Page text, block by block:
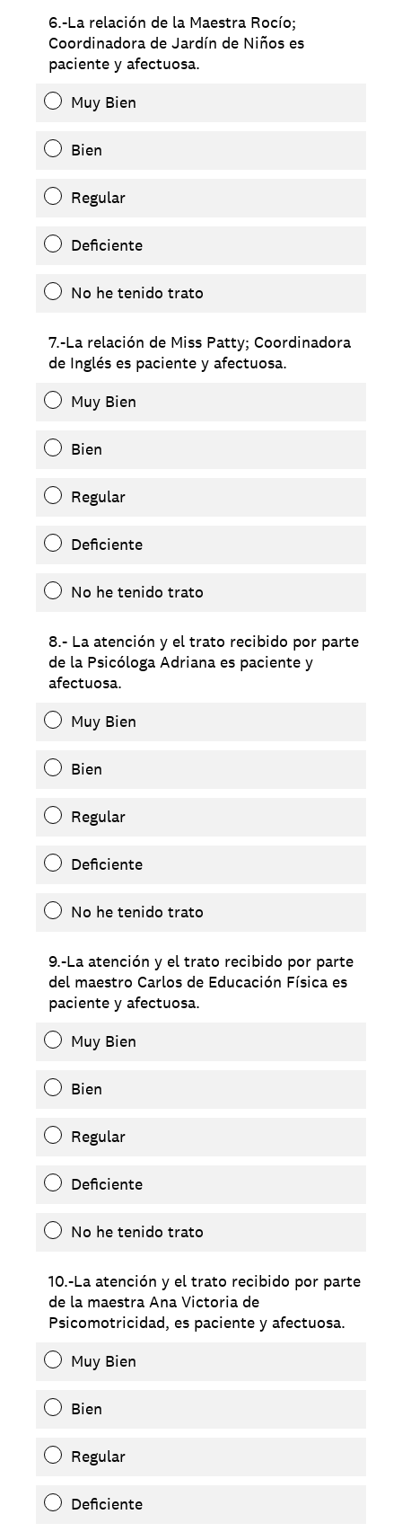
6.-La relación de la Maestra Rocío;
Coordinadora de Jardín de Niños es
paciente y afectuosa.
Muy Bien
Bien
Regular
Deficiente
No he tenido trato
7.-La relación de Miss Patty; Coordinadora
de Inglés es paciente y afectuosa.
Muy Bien
Bien
Regular
Deficiente
No he tenido trato
8.- La atención y el trato recibido por parte
de la Psicóloga Adriana es paciente y
afectuosa.
Muy Bien
Bien
Regular
Deficiente
No he tenido trato
9.-La atención y el trato recibido por parte
del maestro Carlos de Educación Física es
paciente y afectuosa.
Muy Bien
Bien
Regular
Deficiente
No he tenido trato
10.-La atención y el trato recibido por parte
de la maestra Ana Victoria de
Psicomotricidad, es paciente y afectuosa.
Muy Bien
Bien
Regular
Deficiente